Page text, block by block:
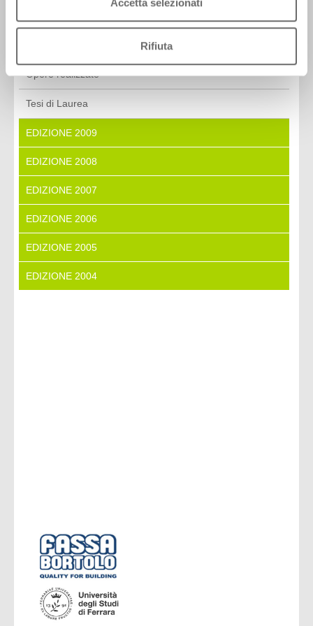
Accetta selezionati
Rifiuta
Opere realizzate
Tesi di Laurea
EDIZIONE 2009
EDIZIONE 2008
EDIZIONE 2007
EDIZIONE 2006
EDIZIONE 2005
EDIZIONE 2004